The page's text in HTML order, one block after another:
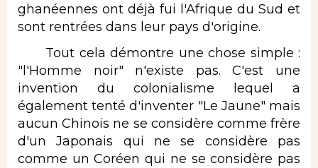
ghanéennes ont déjà fui l'Afrique du Sud et
sont rentrées dans leur pays d'origine.
Tout cela démontre une chose simple :
"l'Homme noir" n'existe pas. C'est une
invention du colonialisme lequel a
également tenté d'inventer "Le Jaune" mais
aucun Chinois ne se considère comme frère
d'un Japonais qui ne se considère pas
comme un Coréen qui ne se considère pas